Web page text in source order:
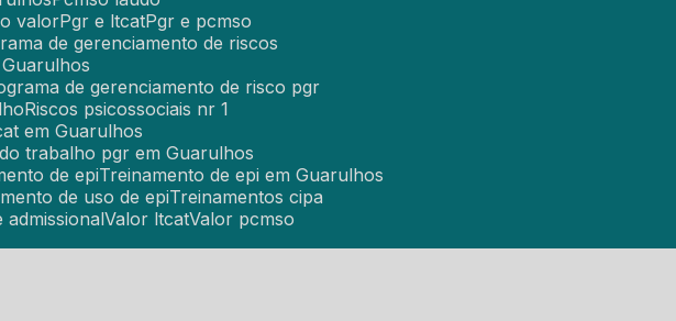
valor Pgr e ltcat Pgr e pcmso
de gerenciamento de riscos
de gerenciamento de risco pgr
Riscos psicossociais nr 1
em Guarulhos
do trabalho pgr em Guarulhos
de epi Treinamento de epi em Guarulhos
de uso de epi Treinamentos cipa
admissional Valor ltcat Valor pcmso